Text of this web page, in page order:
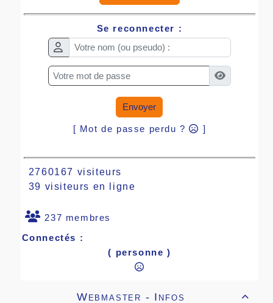
Se reconnecter :
Envoyer
[ Mot de passe perdu ? ]
2760167 visiteurs
39 visiteurs en ligne
237 membres
Connectés :
( personne )

Webmaster - Infos